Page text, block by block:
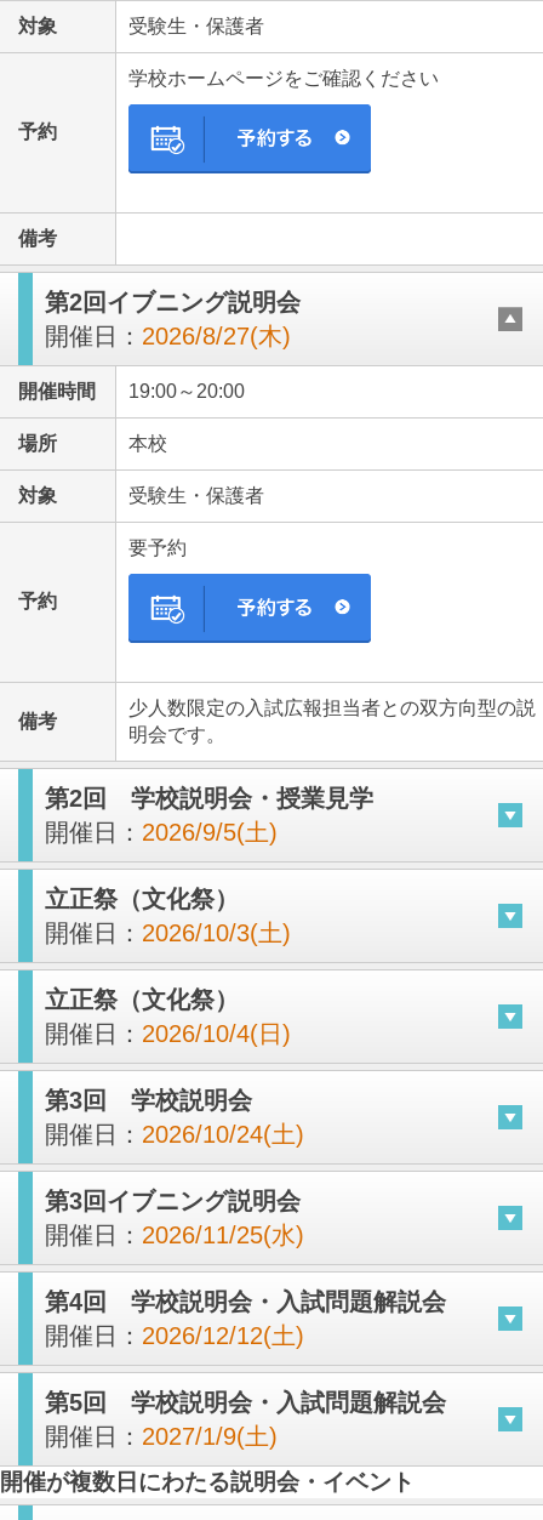
対象 受験生・保護者
予約
学校ホームページをご確認ください
備考
第2回イブニング説明会
開催日： 2026/8/27(木)
開催時間 19:00～20:00
場所 本校
対象 受験生・保護者
予約
要予約
備考
少人数限定の入試広報担当者との双方向型の説
明会です。
第2回 学校説明会・授業見学
開催日： 2026/9/5(土)
立正祭（文化祭）
開催日： 2026/10/3(土)
立正祭（文化祭）
開催日： 2026/10/4(日)
第3回 学校説明会
開催日： 2026/10/24(土)
第3回イブニング説明会
開催日： 2026/11/25(水)
第4回 学校説明会・入試問題解説会
開催日： 2026/12/12(土)
第5回 学校説明会・入試問題解説会
開催日： 2027/1/9(土)
開催が複数日にわたる説明会・イベント